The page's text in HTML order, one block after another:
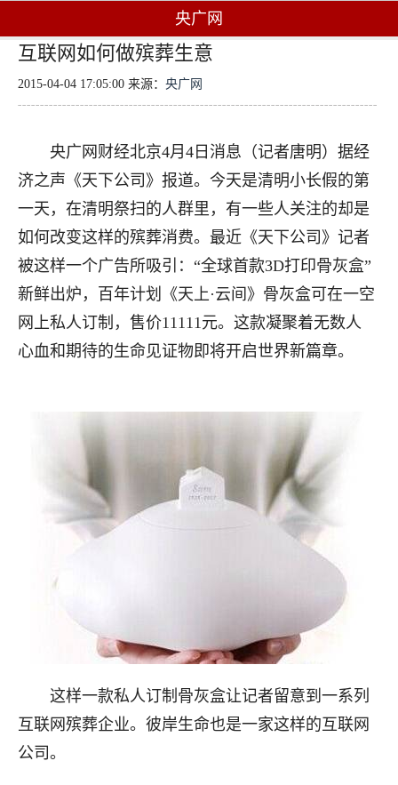
央广网
互联网如何做殡葬生意
2015-04-04 17:05:00 来源： 央广网
央广网财经北京4月4日消息（记者唐明）据经
济之声《天下公司》报道。今天是清明小长假的第
一天，在清明祭扫的人群里，有一些人关注的却是
如何改变这样的殡葬消费。最近《天下公司》记者
被这样一个广告所吸引：“全球首款3D打印骨灰盒”
新鲜出炉，百年计划《天上·云间》骨灰盒可在一空
网上私人订制，售价11111元。这款凝聚着无数人
心血和期待的生命见证物即将开启世界新篇章。
这样一款私人订制骨灰盒让记者留意到一系列
互联网殡葬企业。彼岸生命也是一家这样的互联网
公司。